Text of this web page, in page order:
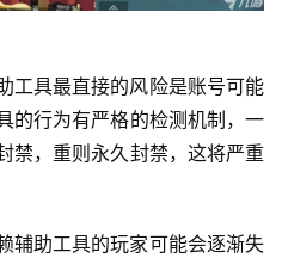
工具最直接的风险是账号可能
的行为有严格的检测机制，一
禁，重则永久封禁，这将严重
辅助工具的玩家可能会逐渐失